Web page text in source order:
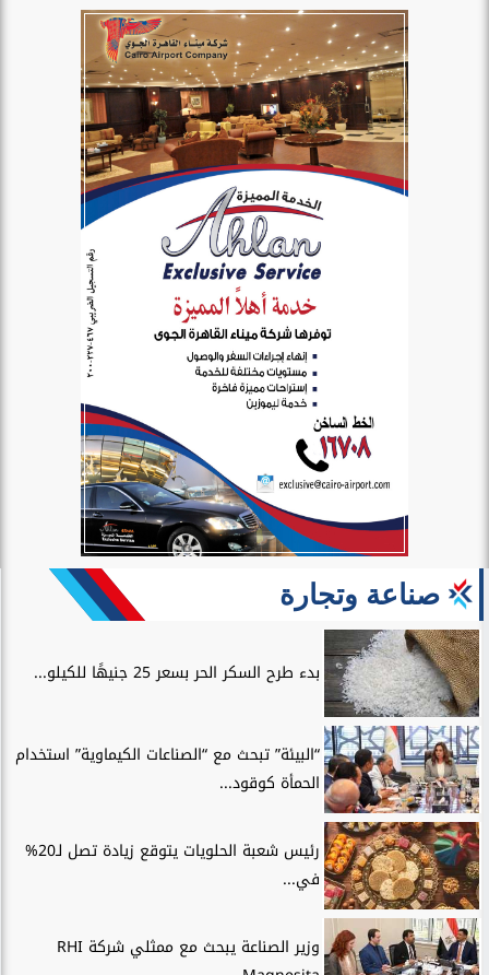
صناعة وتجارة
بدء طرح السكر الحر بسعر 25 جنيهًا للكيلو...
“البيئة” تبحث مع “الصناعات الكيماوية” استخدام
الحمأة كوقود...
رئيس شعبة الحلويات يتوقع زيادة تصل لـ20%
في...
وزير الصناعة يبحث مع ممثلي شركة RHI